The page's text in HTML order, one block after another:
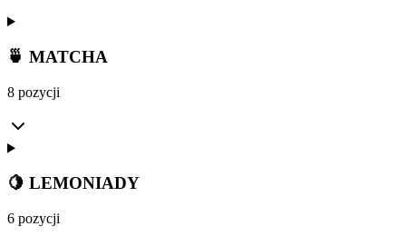
🍵 MATCHA
8 pozycji
🍋 LEMONIADY
6 pozycji